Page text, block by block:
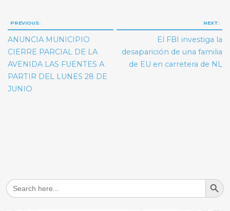
Navegación
de
entradas
PREVIOUS:
ANUNCIA MUNICIPIO
CIERRE PARCIAL DE LA
AVENIDA LAS FUENTES A
PARTIR DEL LUNES 28 DE
JUNIO
NEXT:
El FBI investiga la
desaparición de una familia
de EU en carretera de NL
Search
for:
Search